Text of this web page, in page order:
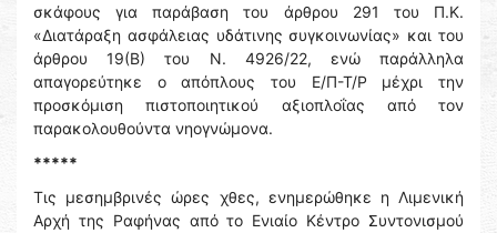
σκάφους για παράβαση του άρθρου 291 του Π.Κ.
«Διατάραξη ασφάλειας υδάτινης συγκοινωνίας» και του
άρθρου 19(Β) του Ν. 4926/22, ενώ παράλληλα
απαγορεύτηκε ο απόπλους του Ε/Π-Τ/Ρ μέχρι την
προσκόμιση πιστοποιητικού αξιοπλοΐας από τον
παρακολουθούντα νηογνώμονα.
*****
Τις μεσημβρινές ώρες χθες, ενημερώθηκε η Λιμενική
Αρχή της Ραφήνας από το Ενιαίο Κέντρο Συντονισμού